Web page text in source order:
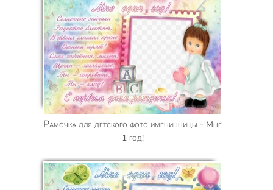
Рамочка для детского фото именинницы - Мне
1 год!